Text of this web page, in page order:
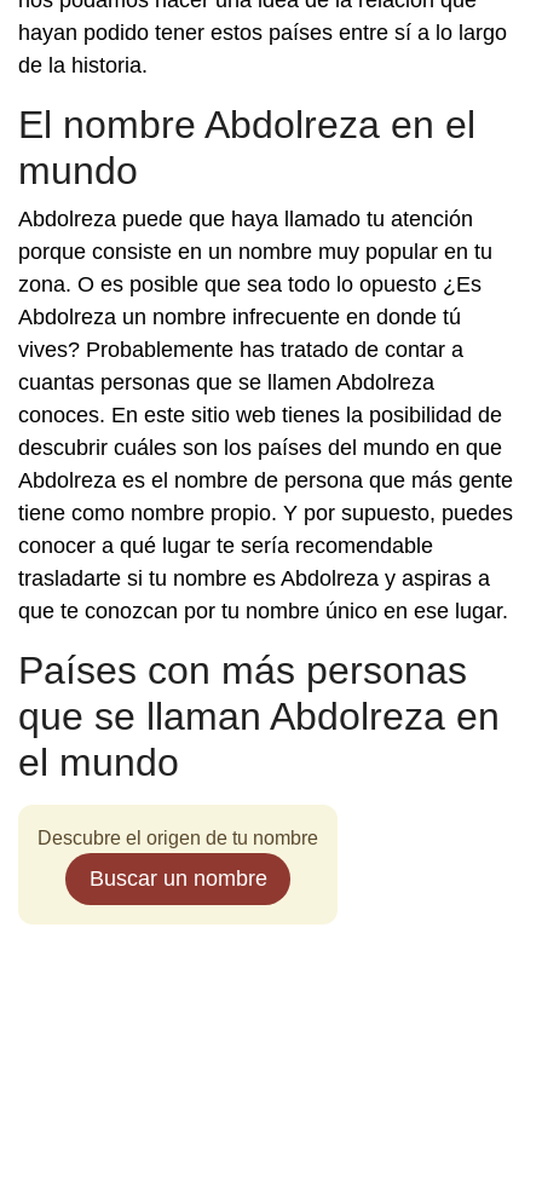
hayan podido tener estos países entre sí a lo largo
de la historia.
El nombre Abdolreza en el
mundo
Abdolreza puede que haya llamado tu atención
porque consiste en un nombre muy popular en tu
zona. O es posible que sea todo lo opuesto ¿Es
Abdolreza un nombre infrecuente en donde tú
vives? Probablemente has tratado de contar a
cuantas personas que se llamen Abdolreza
conoces. En este sitio web tienes la posibilidad de
descubrir cuáles son los países del mundo en que
Abdolreza es el nombre de persona que más gente
tiene como nombre propio. Y por supuesto, puedes
conocer a qué lugar te sería recomendable
trasladarte si tu nombre es Abdolreza y aspiras a
que te conozcan por tu nombre único en ese lugar.
Países con más personas
que se llaman Abdolreza en
el mundo
Descubre el origen de tu nombre
Buscar un nombre